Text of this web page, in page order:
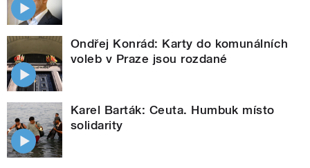
Ondřej Konrád: Karty do komunálních
voleb v Praze jsou rozdané
Karel Barták: Ceuta. Humbuk místo
solidarity